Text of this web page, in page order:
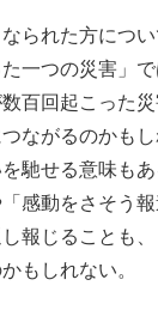
られた方につい
た一つの災害」
百回起こった
ながるのかも
馳せる意味もあ
感動をさそう
報じることも
もしれない。